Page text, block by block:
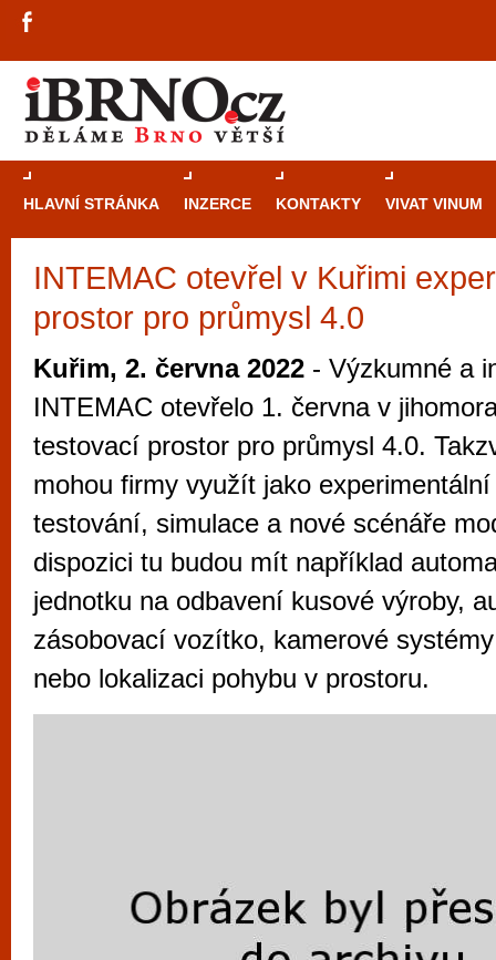
HLAVNÍ STRÁNKA INZERCE KONTAKTY VIVAT VINUM
INTEMAC otevřel v Kuřimi
prostor pro průmysl 4.0
Kuřim, 2. června 2022 - Výzkumné a
INTEMAC otevřelo 1. června v
testovací prostor pro průmysl 4.0.
mohou firmy využít jako
testování, simulace a nové scénáře
dispozici tu budou mít například
jednotku na odbavení kusové výroby,
zásobovací vozítko, kamerové
nebo lokalizaci pohybu v prostoru.
Průvodce
Brně: Od
Brno je
zajímavé
restaurace,
Mimo jiné je ale také místem, kde si
vyzkoušet různé kasinové hry. V
metropoli naleznete širokou nabídku her
po moderní automaty jak pro pravidelné
příležitostné hráče. V...